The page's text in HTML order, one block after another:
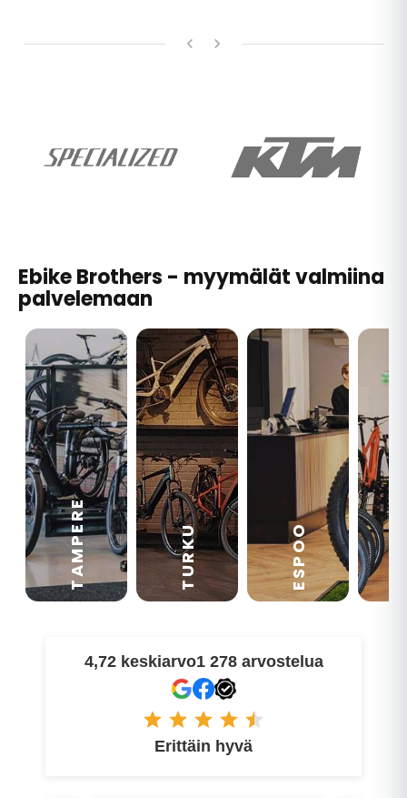
Ebike Brothers - myymälät valmiina
palvelemaan
TAMPERE TURKU ESPOO
4,72 keskiarvo1 278 arvostelua
Erittäin hyvä